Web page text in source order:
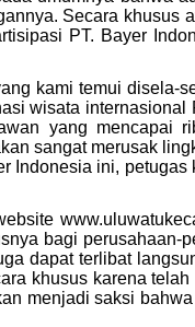
Secara khusus
PT. Bayer
kami temui disela-
wisata internasional
yang mencapai
sangat merusak
Indonesia ini,
bagi perusahaan-
dapat terlibat
khusus karena
menjadi saksi